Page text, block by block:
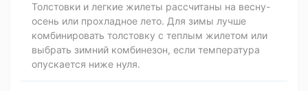
Толстовки и легкие жилеты рассчитаны на весну-
осень или прохладное лето. Для зимы лучше
комбинировать толстовку с теплым жилетом или
выбрать зимний комбинезон, если температура
опускается ниже нуля.